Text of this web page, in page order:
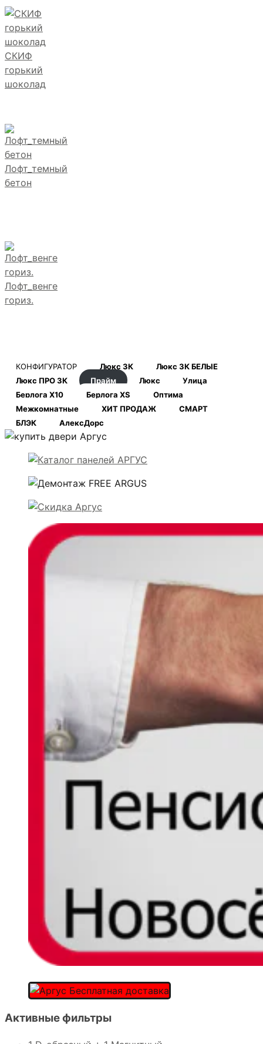
СКИФ
горький
шоколад
Лофт_темный
бетон
Лофт_венге
гориз.
КОНФИГУРАТОР Люкс 3К
Люкс 3К БЕЛЫЕ
Люкс ПРО 3К
Прайм Люкс
Улица
Берлога Х10
Берлога XS
Оптима
Межкомнатные
ХИТ ПРОДАЖ
СМАРТ
БЛЭК
АлексДорс
Активные фильтры